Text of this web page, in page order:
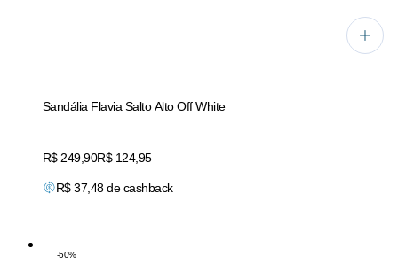
Sandália Flavia Salto Alto Off White
Original price:
R$ 249,90Price:
R$ 124,95
R$37,48de cashback
-50%